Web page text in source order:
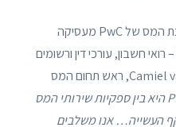
קבוצת המס של PwC מעסיקה
חשבון, עורכי דין ורשומים
להתמחות מס. דברי Camiel van der Meij, ראש תחום המס
"PwC היא בין ספקיות שירותי המס
העשייה… אנו משלבים